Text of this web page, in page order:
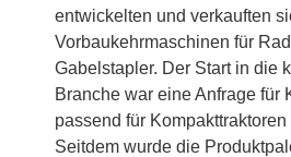
entwickelten und verkauften
Vorbaukehrmaschinen für
Gabelstapler. Der Start in die
Branche war eine Anfrage für
passend für
Seitdem wurde die